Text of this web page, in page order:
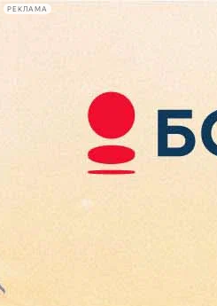
РЕКЛАМА
Сегодня:
2026.08.07
08:22
Афиша Plus